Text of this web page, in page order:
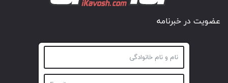
عضویت در خبرنامه